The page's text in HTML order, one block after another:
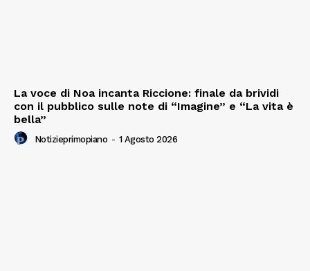
La voce di Noa incanta Riccione: finale da brividi
con il pubblico sulle note di “Imagine” e “La vita è
bella”
Notizieprimopiano - 1 Agosto 2026